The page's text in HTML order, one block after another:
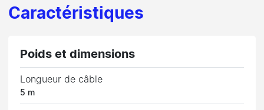
Caractéristiques
Poids et dimensions
Longueur de câble
5 m